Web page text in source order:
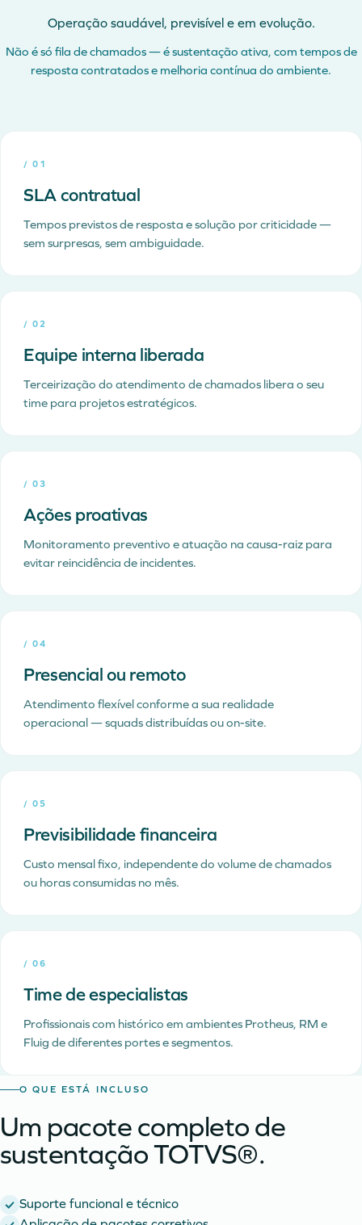
Operação saudável, previsível e em evolução.
Não é só fila de chamados — é sustentação ativa, com tempos de
resposta contratados e melhoria contínua do ambiente.
/ 01
SLA contratual
Tempos previstos de resposta e solução por criticidade —
sem surpresas, sem ambiguidade.
/ 02
Equipe interna liberada
Terceirização do atendimento de chamados libera o seu
time para projetos estratégicos.
/ 03
Ações proativas
Monitoramento preventivo e atuação na causa-raiz para
evitar reincidência de incidentes.
/ 04
Presencial ou remoto
Atendimento flexível conforme a sua realidade
operacional — squads distribuídas ou on-site.
/ 05
Previsibilidade financeira
Custo mensal fixo, independente do volume de chamados
ou horas consumidas no mês.
/ 06
Time de especialistas
Profissionais com histórico em ambientes Protheus, RM e
Fluig de diferentes portes e segmentos.
O QUE ESTÁ INCLUSO
Um pacote completo de
sustentação TOTVS®.
Suporte funcional e técnico